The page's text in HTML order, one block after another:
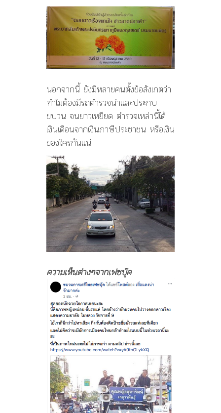
นอกจากนี้ ยังมีหลายคนตั้งข้อสังเกตว่า
ทำไมต้องมีรถตำรวจนำและประกบ
ขบวน จนยาวเหยียด ตำรวจเหล่านี้ได้
เงินเดือนจากเงินภาษีประชาชน หรือเงิน
ของใครกันแน่
ความเห็นต่างๆจากเฟซบุ๊ค